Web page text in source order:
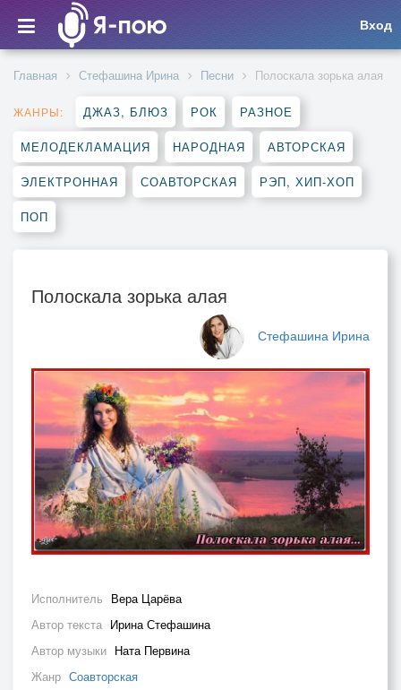
Вход
Главная Стефашина Ирина Песни Полоскала зорька алая
ЖАНРЫ: ДЖАЗ, БЛЮЗ РОК РАЗНОЕ
МЕЛОДЕКЛАМАЦИЯ НАРОДНАЯ АВТОРСКАЯ
ЭЛЕКТРОННАЯ СОАВТОРСКАЯ РЭП, ХИП-ХОП
ПОП
Полоскала зорька алая
Стефашина Ирина
Исполнитель Вера Царёва
Автор текста Ирина Стефашина
Автор музыки Ната Первина
Жанр Соавторская